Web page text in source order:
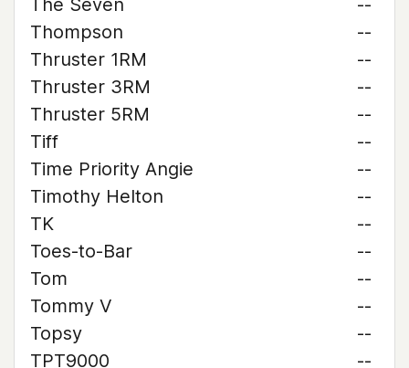
The Seven
--
Thompson
--
Thruster 1RM
--
Thruster 3RM
--
Thruster 5RM
--
Tiff
--
Time Priority Angie
--
Timothy Helton
--
TK
--
Toes-to-Bar
--
Tom
--
Tommy V
--
Topsy
--
TPT9000
--